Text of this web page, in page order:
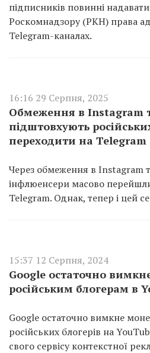
підписників повинні
Роскомнадзору (РКН) права
Telegram-каналах.
16:16 29 Серпня, 2025
Обмеження в Instagram
підштовхують
переходити на Telegram
Через обмеження в Instagram
інфлюенсери масово
Telegram. Однак, тепер і цей
15:37 12 Серпня, 2024
Google остаточно
російським блогерам в
Google остаточно вимкне
російських блогерів на
свого сервісу контекстної